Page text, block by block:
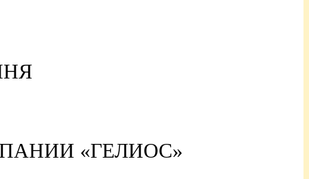
«ГЕЛИОС»